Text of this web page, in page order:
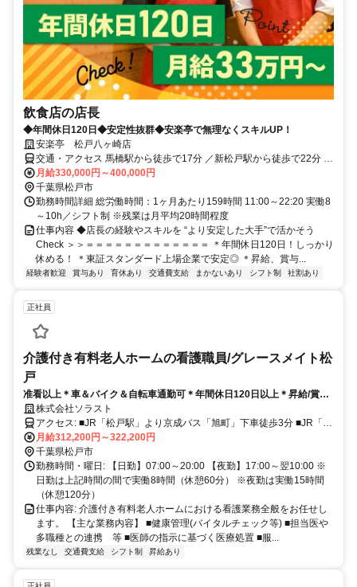
飲食店の店長
◆年間休日120日◆安定性抜群◆安楽亭で無理なくスキルUP！
安楽亭 松戸八ヶ崎店
交通・アクセス 馬橋駅から徒歩で17分 ／新松戸駅から徒歩で22分 ／
北小金駅から松戸新京成バスで12分 ／馬橋駅から京成バスで8分 ／
新松戸駅から自転車で8分
月給330,000円～400,000円
千葉県松戸市
勤務時間詳細 総労働時間：1ヶ月あたり159時間 11:00～22:20 実働8
～10h／シフト制 ※残業は月平均20時間程度
仕事内容 ◆店長の経験やスキルを “より安定した大手”で活かそう
Check ＞＞＝＝＝＝＝＝＝＝＝＝＝＝＝ ＊年間休日120日！しっかり
休める！ ＊東証スタンダード上場企業で安定◎ ＊昇給、賞与...
経験者歓迎 賞与あり 育休あり 交通費支給 まかないあり シフト制 社割あり
正社員
介護付き有料老人ホームの看護職員/グレースメイト松
戸
准看以上＊車＆バイク＆自転車通勤可＊年間休日120日以上＊昇給/賞与
あり＊東証プライム上場企業でワークライフバランスの整ったキャリア
を築きましょう！
株式会社ソラスト
アクセス: ■JR「松戸駅」より京成バス「旭町」下車徒歩3分 ■JR「馬
橋駅」より京成バス「旭町」下車徒歩3分
月給312,200円～322,200円
千葉県松戸市
勤務時間・曜日: 【日勤】07:00～20:00 【夜勤】17:00～翌10:00 ※
日勤は上記時間の間で実働8時間（休憩60分） ※夜勤は実働15時間
（休憩120分）
仕事内容: 介護付き有料老人ホームにおける看護業務全般をお任せし
ます。 【主な業務内容】 ■健康管理(バイタルチェック等) ■担当医や
多職種との連携 等 ■医師の指示に基づく医療処置 ■服...
残業なし 交通費支給 シフト制 昇給あり